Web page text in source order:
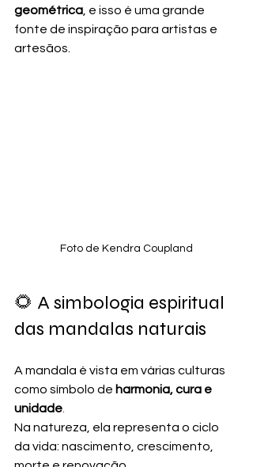
geométrica , e isso é uma grande
fonte de inspiração para artistas e
artesãos.
Foto de Kendra Coupland
🌻 A simbologia espiritual
das mandalas naturais
A mandala é vista em várias culturas
como símbolo de harmonia, cura e
unidade.
Na natureza, ela representa o ciclo
da vida: nascimento, crescimento,